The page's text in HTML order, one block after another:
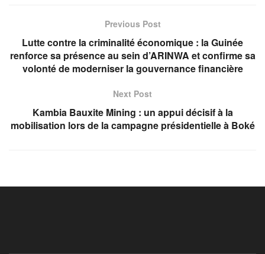
Previous Post
Lutte contre la criminalité économique : la Guinée
renforce sa présence au sein d’ARINWA et confirme sa
volonté de moderniser la gouvernance financière
Next Post
Kambia Bauxite Mining : un appui décisif à la
mobilisation lors de la campagne présidentielle à Boké